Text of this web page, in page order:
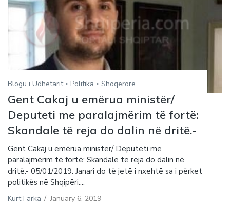
Blogu i Udhëtarit Politika Shoqerore
Gent Cakaj u emërua ministër/
Deputeti me paralajmërim të fortë:
Skandale të reja do dalin në dritë.-
Gent Cakaj u emërua ministër/ Deputeti me
paralajmërim të fortë: Skandale të reja do dalin në
dritë.- 05/01/2019. Janari do të jetë i nxehtë sa i përket
politikës në Shqipëri....
Kurt Farka / January 6, 2019